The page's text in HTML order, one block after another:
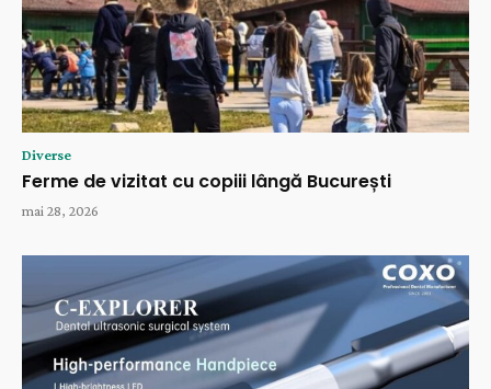
Diverse
Ferme de vizitat cu copiii lângă București
mai 28, 2026